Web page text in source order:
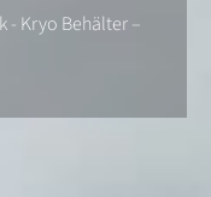
- Kryo Behälter –